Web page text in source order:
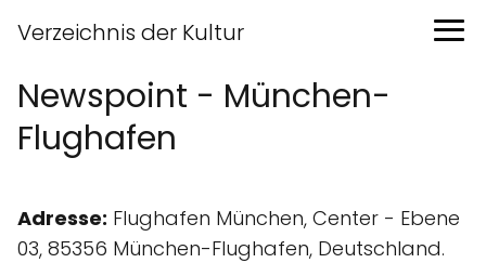
Verzeichnis der Kultur
Newspoint - München-
Flughafen
Adresse: Flughafen München, Center - Ebene
03, 85356 München-Flughafen, Deutschland.